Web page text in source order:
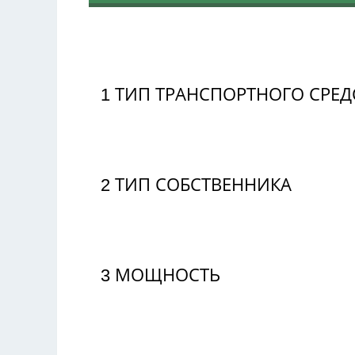
1 ТИП ТРАНСПОРТНОГО
2 ТИП СОБСТВЕННИКА
3 МОЩНОСТЬ